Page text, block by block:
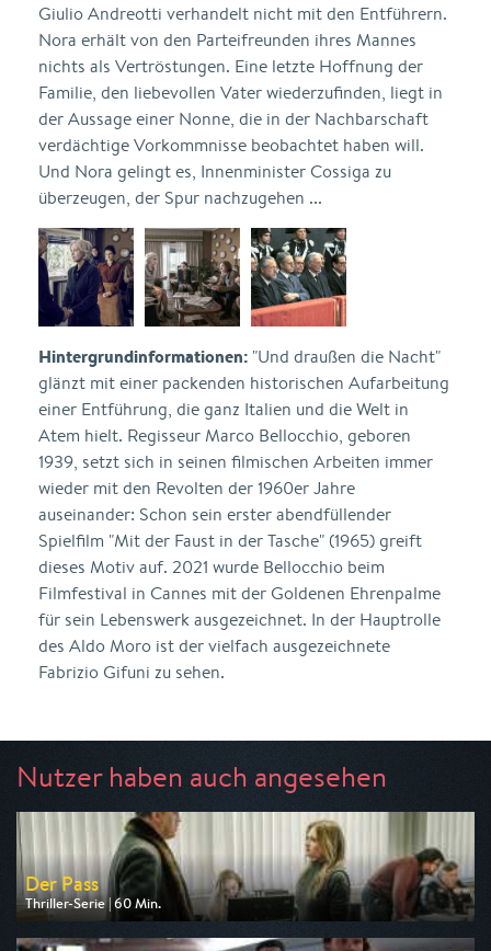
Giulio Andreotti verhandelt nicht mit den Entführern.
Nora erhält von den Parteifreunden ihres Mannes
nichts als Vertröstungen. Eine letzte Hoffnung der
Familie, den liebevollen Vater wiederzufinden, liegt in
der Aussage einer Nonne, die in der Nachbarschaft
verdächtige Vorkommnisse beobachtet haben will.
Und Nora gelingt es, Innenminister Cossiga zu
überzeugen, der Spur nachzugehen ...
Hintergrundinformationen: "Und draußen die Nacht"
glänzt mit einer packenden historischen Aufarbeitung
einer Entführung, die ganz Italien und die Welt in
Atem hielt. Regisseur Marco Bellocchio, geboren
1939, setzt sich in seinen filmischen Arbeiten immer
wieder mit den Revolten der 1960er Jahre
auseinander: Schon sein erster abendfüllender
Spielfilm "Mit der Faust in der Tasche" (1965) greift
dieses Motiv auf. 2021 wurde Bellocchio beim
Filmfestival in Cannes mit der Goldenen Ehrenpalme
für sein Lebenswerk ausgezeichnet. In der Hauptrolle
des Aldo Moro ist der vielfach ausgezeichnete
Fabrizio Gifuni zu sehen.
Nutzer haben auch angesehen
Der Pass
Thriller-Serie | 60 Min.
Ausgestrahlt von Nitro
am 13.08.2026, 20:15